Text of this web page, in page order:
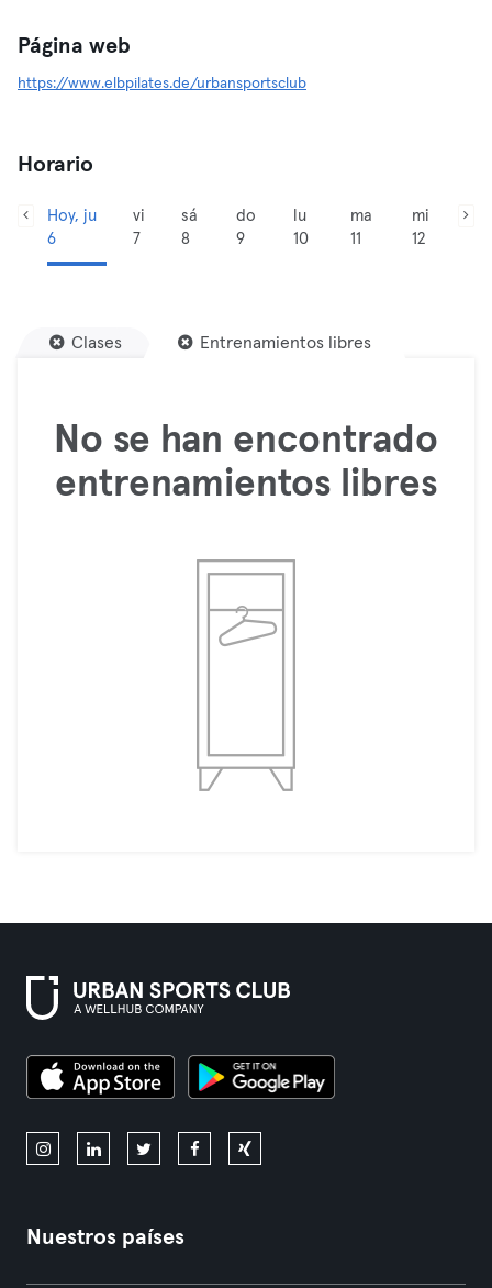
Página web
https://www.elbpilates.de/urbansportsclub
Horario
Hoy, ju
6
vi
7
sá
8
do
9
lu
10
ma
11
mi
12
Clases Entrenamientos libres
No se han encontrado
entrenamientos libres
Nuestros países